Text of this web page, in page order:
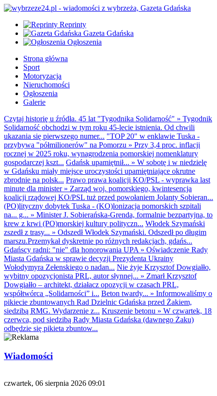
Reprinty
Gazeta Gdańska
Ogłoszenia
Strona główna
Sport
Motoryzacja
Nieruchomości
Ogłoszenia
Galerie
Czytaj historię u źródła. 45 lat "Tygodnika Solidarność" » Tygodnik
Solidarność obchodzi w tym roku 45-lecie istnienia. Od chwili
ukazania się pierwszego numer... "TOP 20" w enklawie Tuska -
przybywa "półmilionerów" na Pomorzu » Przy 3,4 proc. inflacji
rocznej w 2025 roku, wynagrodzenia pomorskiej nomenklatury
gospodarczej kszt... Gdańsk upamiętnił... » W sobotę i w niedzielę
w Gdańsku miały miejsce uroczystości upamiętniające okrutne
zbrodnie na polsk... Prawo prawa koalicji KO/PSL - wyprawka last
minute dla minister» Zarząd woj. pomorskiego, kwintesencja
koalicji rządowej KO/PSL tuż przed powołaniem Jolanty Sobieran...
(PO)lityczny dobytek Tuska - (KO)lonizacja pomorskich szpitali
na... g... » Minister J. Sobierańska-Grenda, formalnie bezpartyjna, to
krew z krwi (PO)morskiej kultury polityczn... Włodek Szymański
zszedł z trasy... » Odszedł Włodek Szymański. Odszedł po długim
marszu.Przemykał dyskretnie po różnych redakcjach, gdańs...
Gdańscy radni: "nie" dla honorowania UPA » Oświadczenie Rady
Miasta Gdańska w sprawie decyzji Prezydenta Ukrainy
Wołodymyra Zełenskiego o nadan... Nie żyje Krzysztof Dowgiałło,
wybitny opozycjonista PRL, autor słynnej... » Zmarł Krzysztof
Dowgiałło – architekt, działacz opozycji w czasach PRL,
współtwórca „Solidarności” i... Beton twardy... » Informowaliśmy o
pikiecie zbuntowanych Rad Dzielnic Gdańska przed Żakiem,
siedzibą RMG. Wydarzenie z... Kruszenie betonu » W czwartek, 18
czerwca, pod siedzibą Rady Miasta Gdańska (dawnego Żaku)
odbędzie się pikieta zbuntow...
Wiadomości
czwartek, 06 sierpnia 2026 09:01